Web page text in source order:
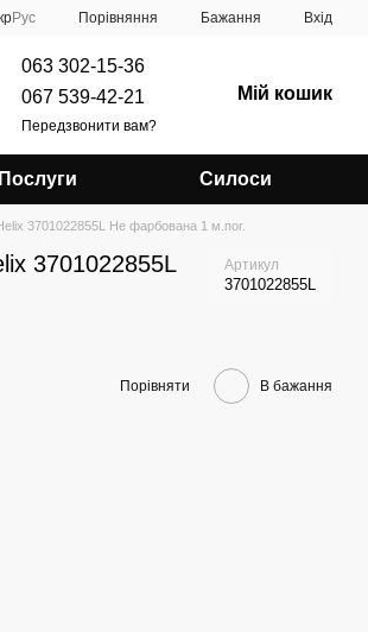
Рус Порівняння Бажання Вхід
063 302-15-36
067 539-42-21
Передзвонити вам?
Мій кошик
Послуги Силоси
3701022855L Не фарбована 1 м.пог.
3701022855L Артикул
3701022855L
Порівняти В бажання